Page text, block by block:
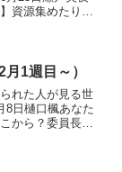
資源集めたり家
1週目～）
れた人が見る世
8日樋口楓あなた
から？委員長の